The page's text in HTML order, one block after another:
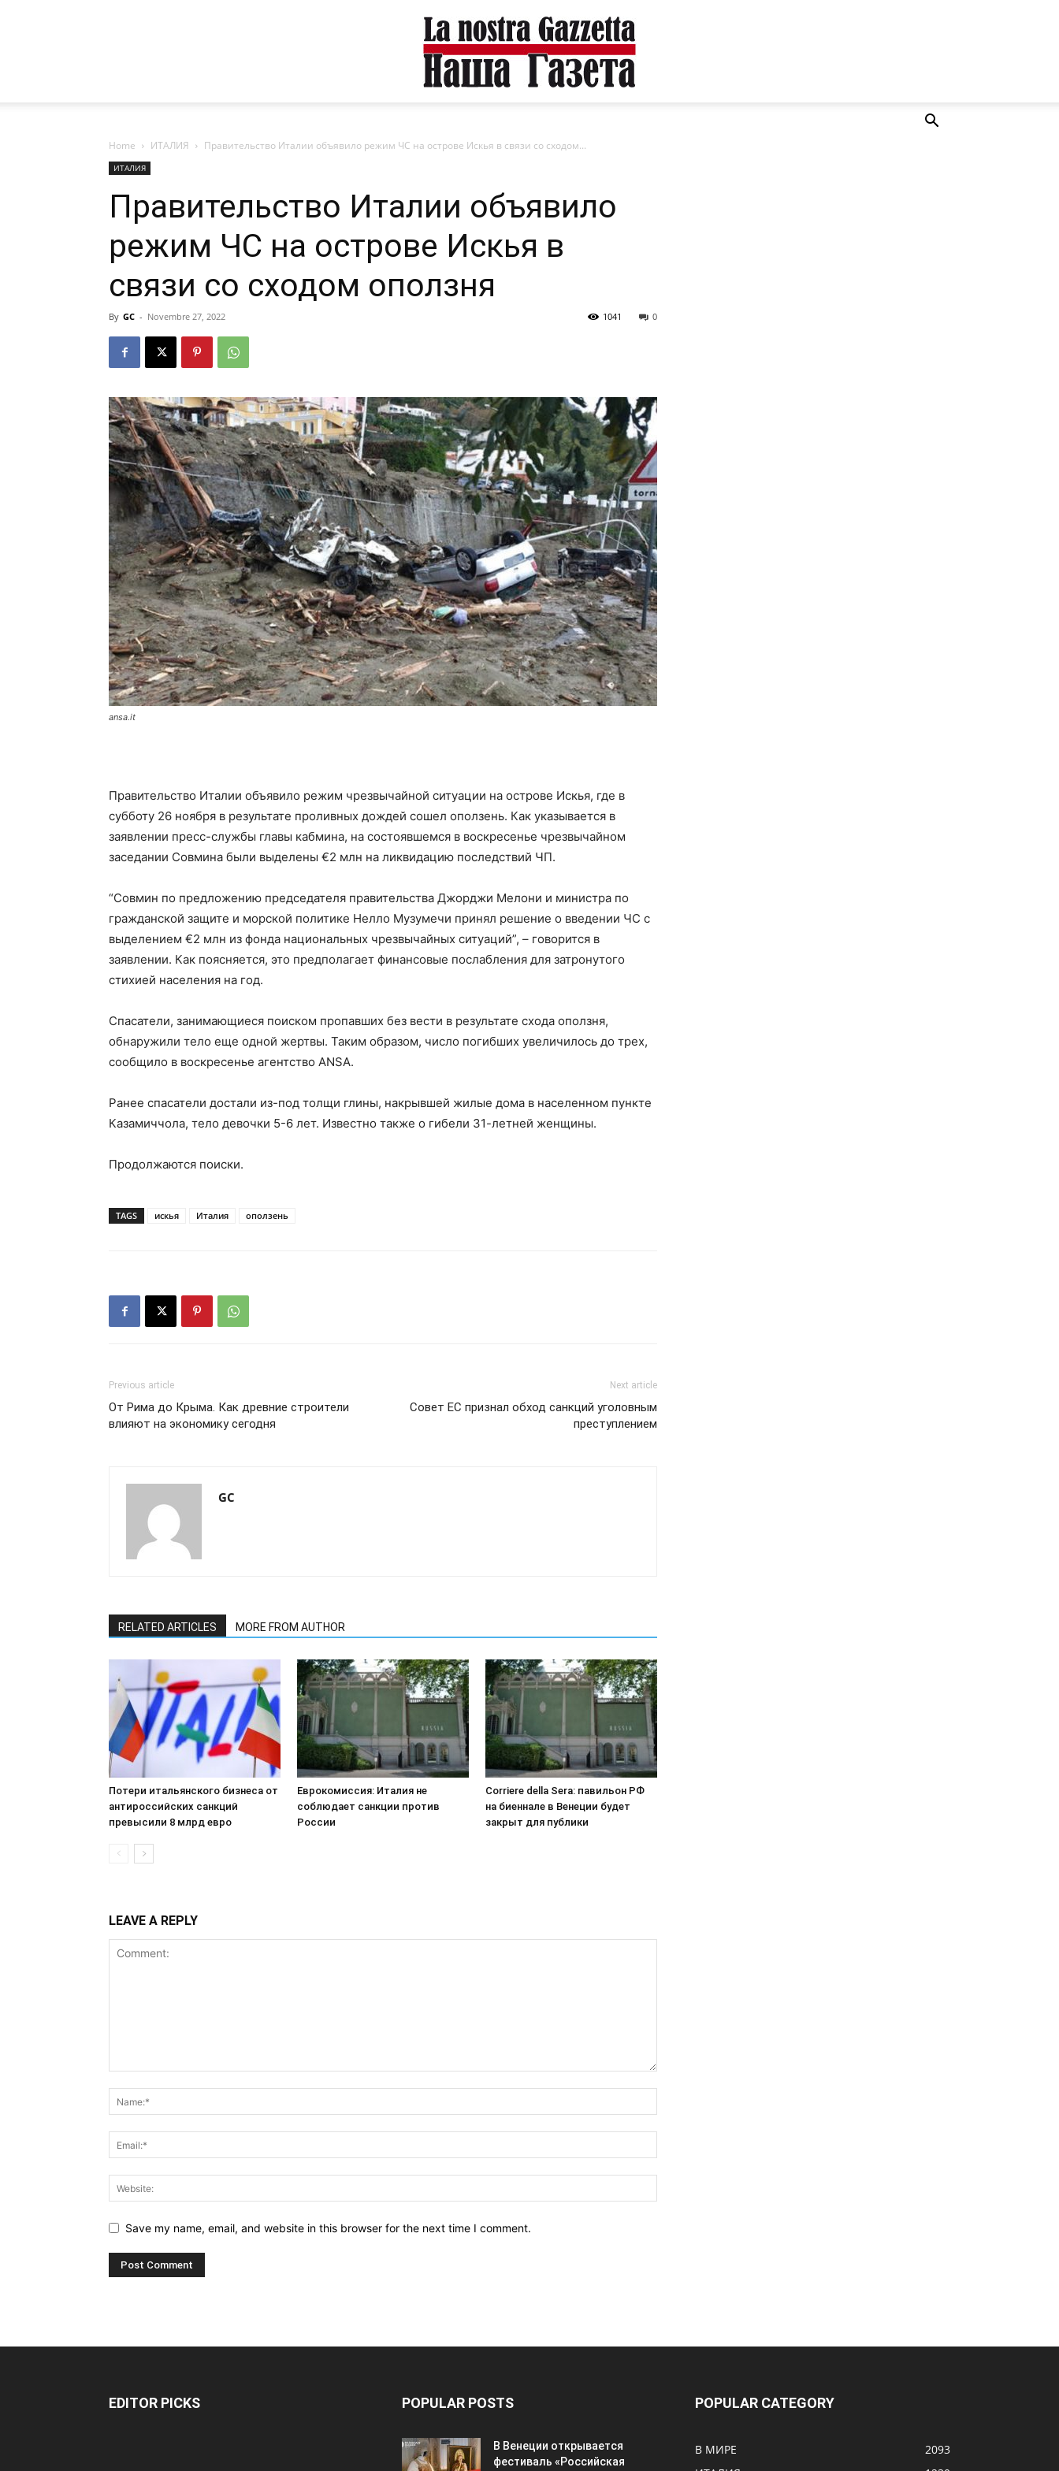
Home ИТАЛИЯ Правительство Италии объявило режим ЧС на острове Искья в связи со сходом...
ИТАЛИЯ
Правительство Италии объявило
режим ЧС на острове Искья в
связи со сходом оползня
By GC - Novembre 27, 2022 0
1041
ansa.it
Правительство Италии объявило режим чрезвычайной ситуации на острове Искья, где в
субботу 26 ноября в результате проливных дождей сошел оползень. Как указывается в
заявлении пресс-службы главы кабмина, на состоявшемся в воскресенье чрезвычайном
заседании Совмина были выделены €2 млн на ликвидацию последствий ЧП.
“Совмин по предложению председателя правительства Джорджи Мелони и министра по
гражданской защите и морской политике Нелло Музумечи принял решение о введении ЧС с
выделением €2 млн из фонда национальных чрезвычайных ситуаций”, – говорится в
заявлении. Как поясняется, это предполагает финансовые послабления для затронутого
стихией населения на год.
Спасатели, занимающиеся поиском пропавших без вести в результате схода оползня,
обнаружили тело еще одной жертвы. Таким образом, число погибших увеличилось до трех,
сообщило в воскресенье агентство ANSA.
Ранее спасатели достали из-под толщи глины, накрывшей жилые дома в населенном пункте
Казамиччола, тело девочки 5-6 лет. Известно также о гибели 31-летней женщины.
Продолжаются поиски.
TAGS искья Италия оползень
Previous article
От Рима до Крыма. Как древние строители
влияют на экономику сегодня
Next article
Совет ЕС признал обход санкций уголовным
преступлением
GC
RELATED ARTICLES MORE FROM AUTHOR
Потери итальянского бизнеса от
антироссийских санкций
превысили 8 млрд евро
Еврокомиссия: Италия не
соблюдает санкции против
России
Corriere della Sera: павильон РФ
на биеннале в Венеции будет
закрыт для публики
LEAVE A REPLY
Save my name, email, and website in this browser for the next time I comment.
EDITOR PICKS POPULAR POSTS
В Венеции открывается
фестиваль «Российская
POPULAR CATEGORY
В МИРЕ
2093